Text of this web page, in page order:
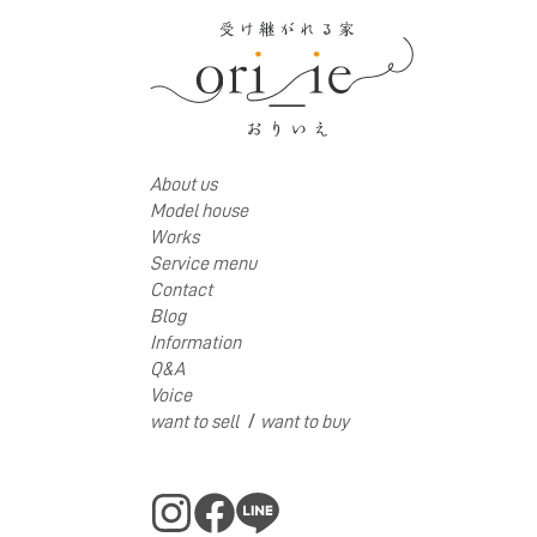
About us
Model house
Works
Service menu
Contact
Blog
Information
Q&A
Voice
want to sell / want to buy